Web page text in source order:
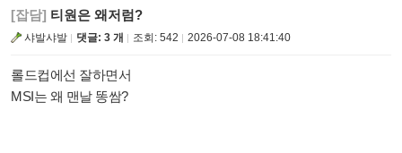
[잡담] 티원은 왜저럼?
샤발샤발 댓글: 3 개 조회: 542 2026-07-08 18:41:40
롤드컵에선 잘하면서
MSI는 왜 맨날 똥쌈?